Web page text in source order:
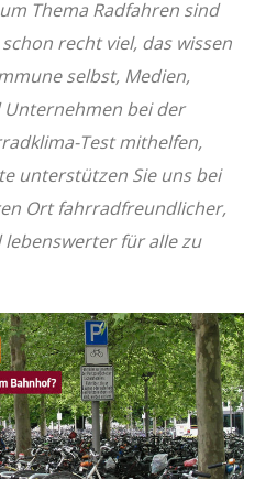
Thema Radfahren sind
recht viel, das wissen
selbst, Medien,
Unternehmen bei der
Test mithelfen,
unterstützen Sie uns bei
Ort fahrradfreundlicher,
für alle zu